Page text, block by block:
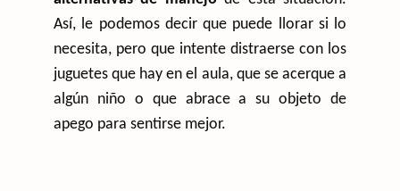
Así, le podemos decir que puede llorar si lo
necesita, pero que intente distraerse con los
juguetes que hay en el aula, que se acerque a
algún niño o que abrace a su objeto de
apego para sentirse mejor.